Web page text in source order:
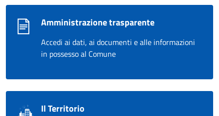
Amministrazione trasparente
Accedi ai dati, ai documenti e alle informazioni
in possesso al Comune
Il Territorio